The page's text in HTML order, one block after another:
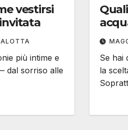
vestirsi
più intime e
dal sorriso alle
Se hai
la